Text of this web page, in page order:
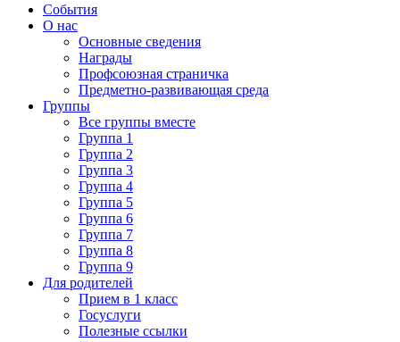
События
О нас
Основные сведения
Награды
Профсоюзная страничка
Предметно-развивающая среда
Группы
Все группы вместе
Группа 1
Группа 2
Группа 3
Группа 4
Группа 5
Группа 6
Группа 7
Группа 8
Группа 9
Для родителей
Прием в 1 класс
Госуслуги
Полезные ссылки